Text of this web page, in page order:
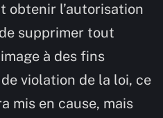
obtenir l’autorisation
supprimer tout
à des fins
violation de la loi, ce
mis en cause, mais